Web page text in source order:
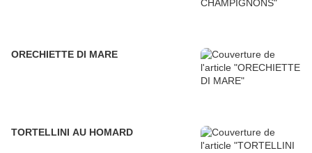
ORECHIETTE DI MARE
TORTELLINI AU HOMARD